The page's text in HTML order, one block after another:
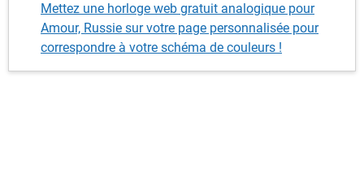
Mettez une horloge web gratuit analogique pour
Amour, Russie sur votre page personnalisée pour
correspondre à votre schéma de couleurs !